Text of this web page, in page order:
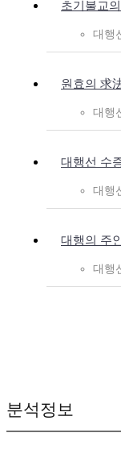
초기불교
대행
원효의 求
대행
대행선 수
대행
대행의 주
대행
분석정보